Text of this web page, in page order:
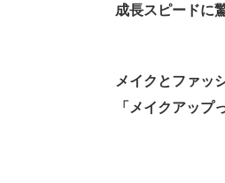
成長スピードに
メイクとファッ
「メイクアップ